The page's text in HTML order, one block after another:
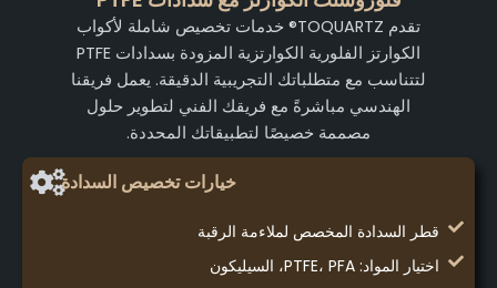
تقدم TOQUARTZ® خدمات تخصيص شاملة لأكواب
الكوارتز الفلورية الكوارتزية المزودة بسدادات PTFE
لتتناسب مع متطلباتك التجريبية الدقيقة. يعمل فريقنا
الهندسي مباشرةً مع فريقك الفني لتطوير حلول
مصممة خصيصًا لتطبيقاتك المحددة.
خيارات تخصيص السدادة
قطر السدادة المخصص لملاءمة الرقبة
اختيار المواد: PTFE، PFA، السيليكون